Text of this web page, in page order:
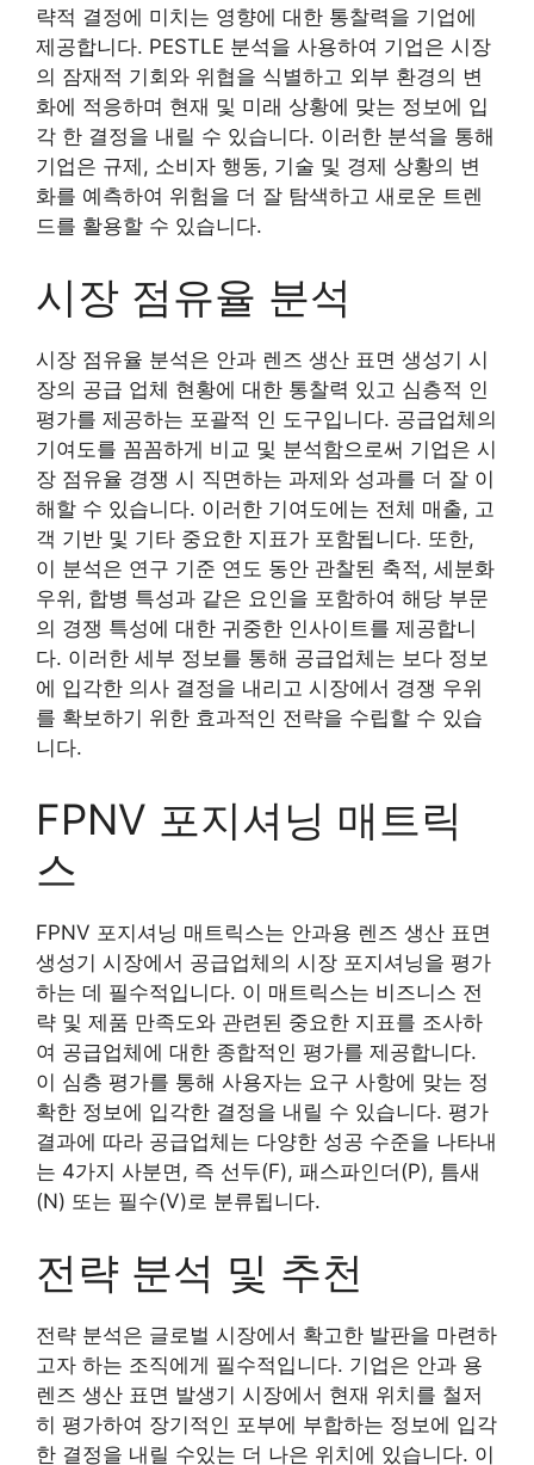
략적 결정에 미치는 영향에 대한 통찰력을 기업에
제공합니다. PESTLE 분석을 사용하여 기업은 시장
의 잠재적 기회와 위협을 식별하고 외부 환경의 변
화에 적응하며 현재 및 미래 상황에 맞는 정보에 입
각 한 결정을 내릴 수 있습니다. 이러한 분석을 통해
기업은 규제, 소비자 행동, 기술 및 경제 상황의 변
화를 예측하여 위험을 더 잘 탐색하고 새로운 트렌
드를 활용할 수 있습니다.
시장 점유율 분석
시장 점유율 분석은 안과 렌즈 생산 표면 생성기 시
장의 공급 업체 현황에 대한 통찰력 있고 심층적 인
평가를 제공하는 포괄적 인 도구입니다. 공급업체의
기여도를 꼼꼼하게 비교 및 분석함으로써 기업은 시
장 점유율 경쟁 시 직면하는 과제와 성과를 더 잘 이
해할 수 있습니다. 이러한 기여도에는 전체 매출, 고
객 기반 및 기타 중요한 지표가 포함됩니다. 또한,
이 분석은 연구 기준 연도 동안 관찰된 축적, 세분화
우위, 합병 특성과 같은 요인을 포함하여 해당 부문
의 경쟁 특성에 대한 귀중한 인사이트를 제공합니
다. 이러한 세부 정보를 통해 공급업체는 보다 정보
에 입각한 의사 결정을 내리고 시장에서 경쟁 우위
를 확보하기 위한 효과적인 전략을 수립할 수 있습
니다.
FPNV 포지셔닝 매트릭
스
FPNV 포지셔닝 매트릭스는 안과용 렌즈 생산 표면
생성기 시장에서 공급업체의 시장 포지셔닝을 평가
하는 데 필수적입니다. 이 매트릭스는 비즈니스 전
략 및 제품 만족도와 관련된 중요한 지표를 조사하
여 공급업체에 대한 종합적인 평가를 제공합니다.
이 심층 평가를 통해 사용자는 요구 사항에 맞는 정
확한 정보에 입각한 결정을 내릴 수 있습니다. 평가
결과에 따라 공급업체는 다양한 성공 수준을 나타내
는 4가지 사분면, 즉 선두(F), 패스파인더(P), 틈새
(N) 또는 필수(V)로 분류됩니다.
전략 분석 및 추천
전략 분석은 글로벌 시장에서 확고한 발판을 마련하
고자 하는 조직에게 필수적입니다. 기업은 안과 용
렌즈 생산 표면 발생기 시장에서 현재 위치를 철저
히 평가하여 장기적인 포부에 부합하는 정보에 입각
한 결정을 내릴 수있는 더 나은 위치에 있습니다. 이